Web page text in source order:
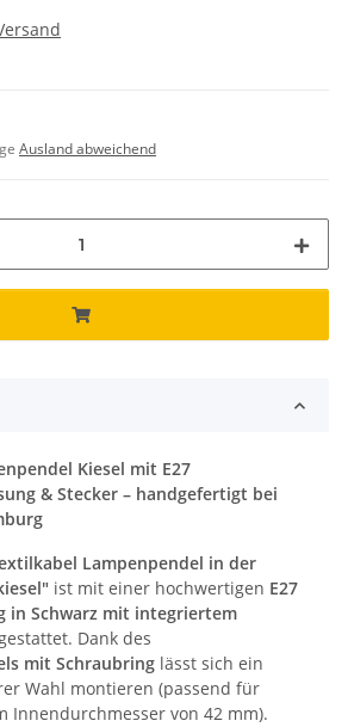
Ausland abweichend
Kiesel mit E27
& Stecker – handgefertigt bei
Lampenpendel in der
ist mit einer hochwertigen E27
in Schwarz mit integriertem
Dank des
mit Schraubring lässt sich ein
Wahl montieren (passend für
Innendurchmesser von 42 mm).